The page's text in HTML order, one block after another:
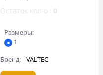
Остаток кол-о : 0
Размеры:
1
Бренд:
VALTEC